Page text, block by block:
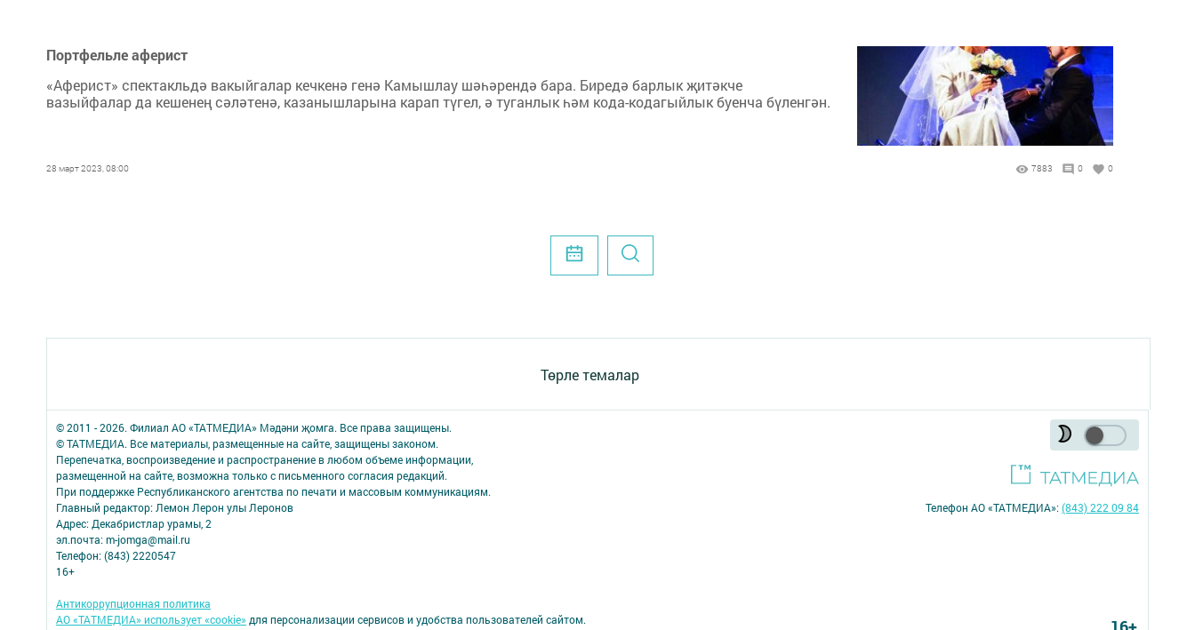
Портфельле аферист
«Аферист» спектакльдә вакыйгалар кечкенә генә Камышлау шәһәрендә бара. Биредә барлык җитәкче
вазыйфалар да кешенең сәләтенә, казанышларына карап түгел, ә туганлык һәм кода-кодагыйлык буенча бүленгән.
28 март 2023, 08:00 7883 0 0
Төрле темалар
© 2011 - 2026. Филиал АО «ТАТМЕДИА» Мәдәни җомга. Все права защищены.
© ТАТМЕДИА. Все материалы, размещенные на сайте, защищены законом.
Перепечатка, воспроизведение и распространение в любом объеме информации,
размещенной на сайте, возможна только с письменного согласия редакций.
При поддержке Республиканского агентства по печати и массовым коммуникациям.
Главный редактор: Лемон Лерон улы Леронов
Адрес: Декабристлар урамы, 2
эл.почта: m-jomga@mail.ru
Телефон: (843) 2220547
16+
Антикоррупционная политика
АО «ТАТМЕДИА» использует «cookie» для персонализации сервисов и удобства пользователей сайтом.
Телефон АО «ТАТМЕДИА»:(843) 222 09 84